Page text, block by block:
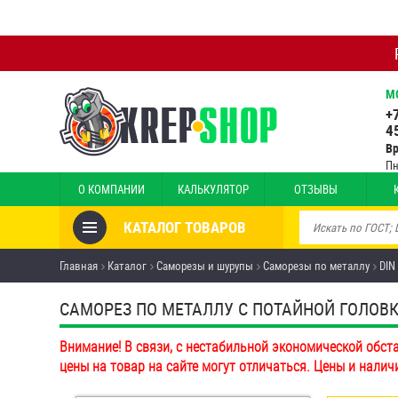
О КОМПАНИИ КАЛЬКУЛЯТОР ОТЗЫВЫ
КАТАЛОГ ТОВАРОВ
Товары со скидкой
Анкеры
Антивандальный крепёж,
инструмент
Болты и винты
Главная Каталог Саморезы и шурупы Саморезы по металлу
САМОРЕЗ ПО МЕТАЛЛУ С ПОТАЙНОЙ
Внимание! В связи, с нестабильной экономической
цены на товар на сайте могут отличаться. Цены и